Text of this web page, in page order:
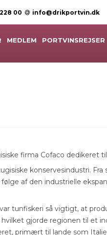
00 info@drikportvin.dk
MEDLEM PORTVINSREJSER
firma Cofaco dedikeret
konservesindustri. Fra
af den industrielle
tunfiskeri så vigtigt, at
gjorde regionen til et
primært til lande som